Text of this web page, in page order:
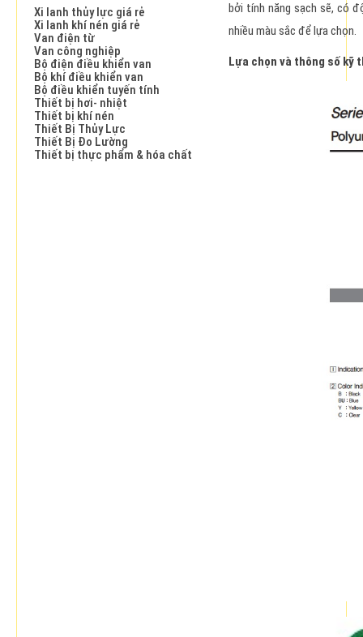
bởi tính năng sạch sẽ, có
nhiều màu sắc để lựa chọn.
Lựa chọn và thông số kỹ
Xi lanh thủy lực giá rẻ
Xi lanh khí nén giá rẻ
Van điện từ
Van công nghiệp
Bộ điện điều khiển van
Bộ khí điều khiển van
Bộ điều khiển tuyến tính
Thiết bị hơi- nhiệt
Thiết bị khí nén
Thiết Bị Thủy Lực
Thiết Bị Đo Lường
Thiết bị thực phẩm & hóa chất